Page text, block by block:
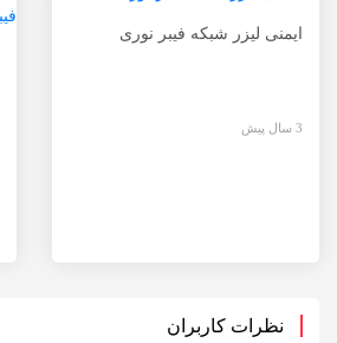
ایمنی لیزر شبکه فیبر نوری
3 سال پیش
نظرات کاربران